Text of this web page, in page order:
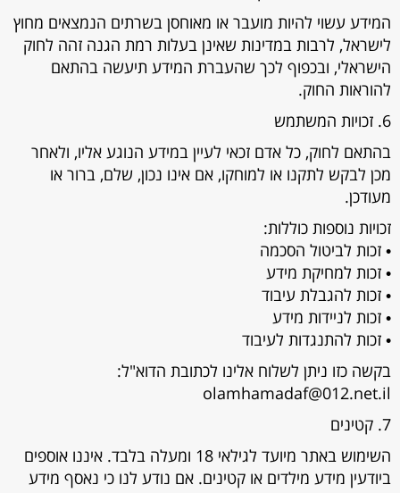
המידע עשוי להיות מועבר או מאוחסן בשרתים הנמצאים מחוץ
לישראל, לרבות במדינות שאינן בעלות רמת הגנה זהה לחוק
הישראלי, ובכפוף לכך שהעברת המידע תיעשה בהתאם
להוראות החוק.
6. זכויות המשתמש
בהתאם לחוק, כל אדם זכאי לעיין במידע הנוגע אליו, ולאחר
מכן לבקש לתקנו או למוחקו, אם אינו נכון, שלם, ברור או
מעודכן.
זכויות נוספות כוללות:
• זכות לביטול הסכמה
• זכות למחיקת מידע
• זכות להגבלת עיבוד
• זכות לניידות מידע
• זכות להתנגדות לעיבוד
בקשה כזו ניתן לשלוח אלינו לכתובת הדוא"ל:
olamhamadaf@012.net.il
7. קטינים
השימוש באתר מיועד לגילאי 18 ומעלה בלבד. איננו אוספים
ביודעין מידע מילדים או קטינים. אם נודע לנו כי נאסף מידע